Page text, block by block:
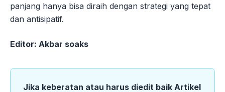
panjang hanya bisa diraih dengan strategi yang tepat
dan antisipatif.
Editor: Akbar soaks
Jika keberatan atau harus diedit baik Artikel